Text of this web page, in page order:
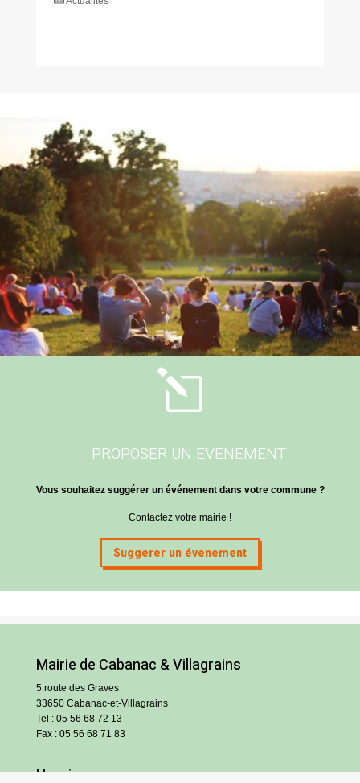
l
PROPOSER UN EVENEMENT
Vous souhaitez suggérer un événement dans votre commune ?
Contactez votre mairie !
Suggerer un évenement
Mairie de Cabanac & Villagrains
5 route des Graves
33650 Cabanac-et-Villagrains
Tel : 05 56 68 72 13
Fax : 05 56 68 71 83
Horaires